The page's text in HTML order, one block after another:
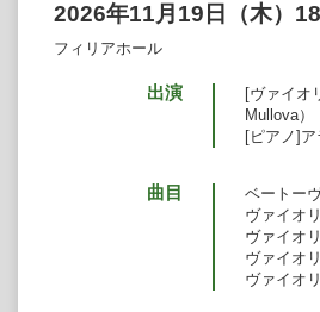
2026年11月19日（木）
フィリアホール
出演
[ヴァイオ
Mullova）
[ピアノ]
曲目
ベートー
ヴァイオ
ヴァイオ
ヴァイオ
ヴァイオ